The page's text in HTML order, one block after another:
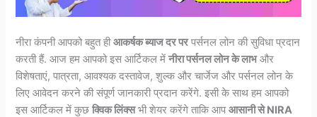
नीरा कंपनी आपको बहुत हीआकर्षक ब्याज दर परपर्सनल लोन की सुविधा प्रदान
करती हैं. आज हम आपको इस आर्टिकल मेंनीरा पर्सनल लोन के लाभऔर
विशेषताएं, पात्रता, आवश्यक दस्तावेज, शुल्क और चार्जेज और पर्सनल लोन के
लिए आवेदन करने की संपूर्ण जानकारी प्रदान करेंगे. इसी के साथ हम आपको
इस आर्टिकल में कुछक्विक लिंक्सभी शेयर करेंगे ताकि आपआसानी से NIRA